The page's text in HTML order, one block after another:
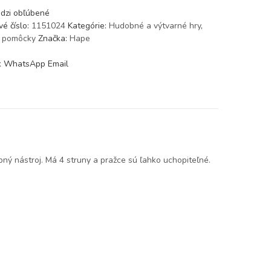
obľúbené
číslo: 1151024 Kategórie: Hudobné a výtvarné hry,
Značka: Hape
WhatsApp Email
nástroj. Má 4 struny a pražce sú ľahko uchopiteľné.